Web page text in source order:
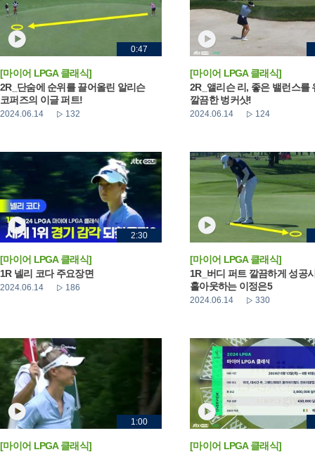
0:47
[마이어 LPGA 클래식]
2R_단숨에 순위를 끌어올린 알리슨
코퍼즈의 이글 퍼트!
2024.06.14 132
[마이어 LPGA 클래식]
2R_앨리슨 리, 좋은 밸런스를
깔끔한 벙커샷!
2024.06.14 124
2:30
[마이어 LPGA 클래식]
1R 넬리 코다 주요장면
2024.06.14 186
[마이어 LPGA 클래식]
1R_버디 퍼트 깔끔하게 성공
홀아웃하는 이정은5
2024.06.14 330
1:00
[마이어 LPGA 클래식]
[마이어 LPGA 클래식]